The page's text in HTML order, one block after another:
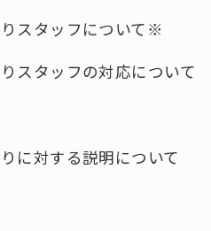
スタッフについて※
スタッフの対応について
に対する説明について